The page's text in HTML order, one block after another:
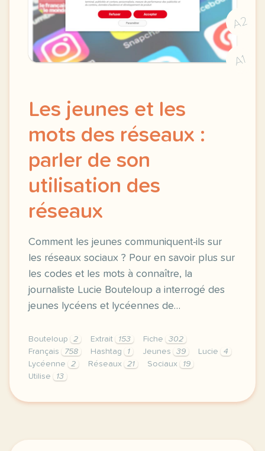
A2
A1
Les jeunes et les
mots des réseaux :
parler de son
utilisation des
réseaux
Comment les jeunes communiquent-ils sur
les réseaux sociaux ? Pour en savoir plus sur
les codes et les mots à connaître, la
journaliste Lucie Bouteloup a interrogé des
jeunes lycéens et lycéennes de…
Bouteloup 2 Extrait 153 Fiche
302
Français
758 Hashtag 1 Jeunes 39 Lucie
4
Lycéenne
2 Réseaux 21 Sociaux
19
Utilise
13
fiche a2 les jeunes et les mots des reseaux